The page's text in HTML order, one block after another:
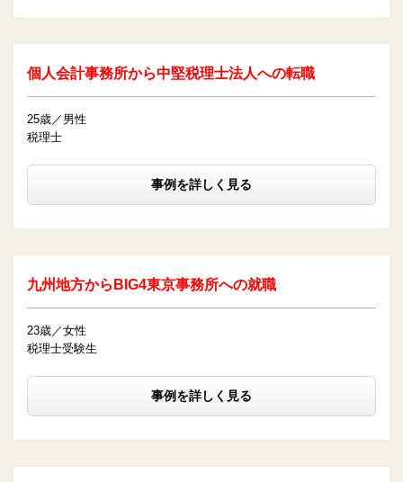
個人会計事務所から中堅税理士法人への転職
25歳／男性
税理士
事例を詳しく見る
九州地方からBIG4東京事務所への就職
23歳／女性
税理士受験生
事例を詳しく見る